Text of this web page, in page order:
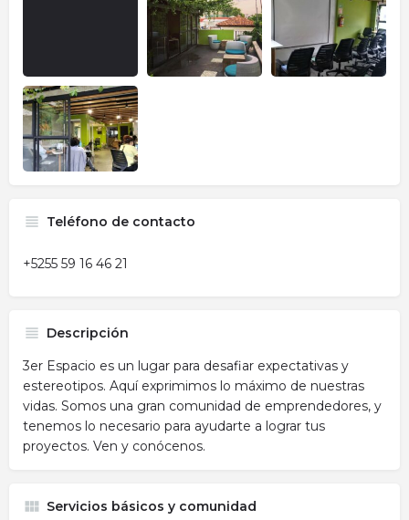
Teléfono de contacto
+5255 59 16 46 21
Descripción
3er Espacio es un lugar para desafiar expectativas y
estereotipos. Aquí exprimimos lo máximo de nuestras
vidas. Somos una gran comunidad de emprendedores, y
tenemos lo necesario para ayudarte a lograr tus
proyectos. Ven y conócenos.
Servicios básicos y comunidad